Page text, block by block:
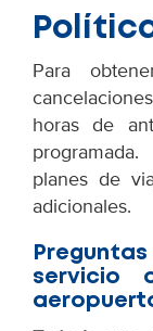
Para
horas de
planes de
adicionales.
servicio